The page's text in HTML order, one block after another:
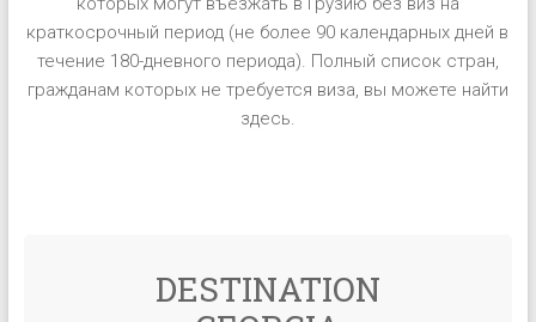
краткосрочный период (не более 90 календарных дней в
течение 180-дневного периода). Полный список стран,
гражданам которых не требуется виза, вы можете найти
здесь.
DESTINATION